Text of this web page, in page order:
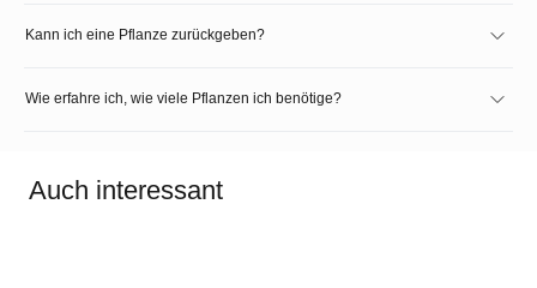
Kann ich eine Pflanze zurückgeben?
Wie erfahre ich, wie viele Pflanzen ich benötige?
Auch interessant